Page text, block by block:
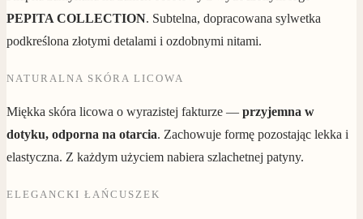
PEPITA COLLECTION. Subtelna, dopracowana sylwetka
podkreślona złotymi detalami i ozdobnymi nitami.
NATURALNA SKÓRA LICOWA
Miękka skóra licowa o wyrazistej fakturze — przyjemna w
dotyku, odporna na otarcia. Zachowuje formę pozostając lekka i
elastyczna. Z każdym użyciem nabiera szlachetnej patyny.
ELEGANCKI ŁAŃCUSZEK